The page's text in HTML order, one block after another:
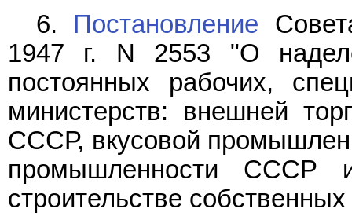
6. Постановление
1947 г. N 2553 "О
постоянных рабочих,
министерств: внешней
СССР, вкусовой
промышленности
строительстве